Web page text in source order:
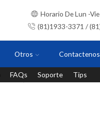
Horario De Lun -
(81)1933-3371 /
Otros Contactenos
FAQs Soporte Tips